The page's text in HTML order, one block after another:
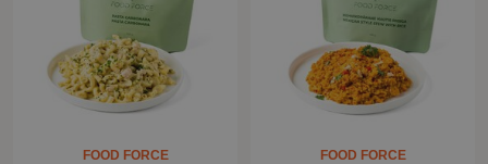
FOOD FORCE FOOD FORCE